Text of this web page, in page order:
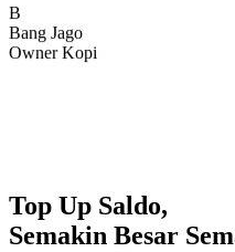
Bang Jago
Owner Kopi
Top Up Saldo,
Semakin Besar